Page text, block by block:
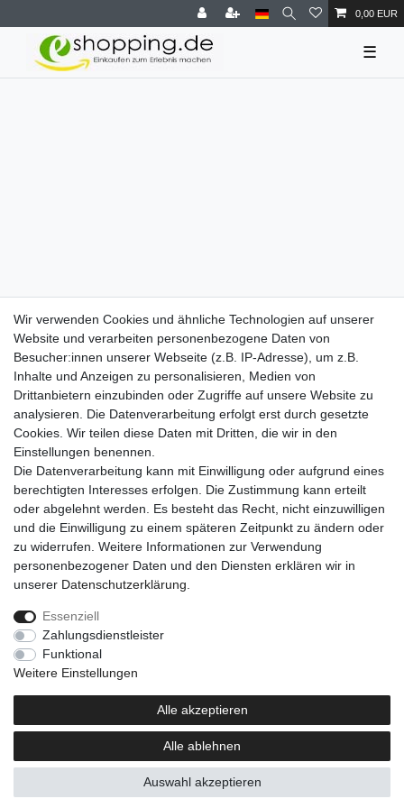
0,00 EUR
☰
Einkaufen
Zahlungsarten
Versandarten & -kosten
Warenkorb
Mein Konto
Anmelden
Registrieren
Unternehmen
Kontakt
Impressum
Newsletter
Wir verwenden Cookies und ähnliche Technologien auf unserer
Website und verarbeiten personenbezogene Daten von
Besucher:innen unserer Webseite (z.B. IP-Adresse), um z.B.
Inhalte und Anzeigen zu personalisieren, Medien von
Drittanbietern einzubinden oder Zugriffe auf unsere Website zu
analysieren. Die Datenverarbeitung erfolgt erst durch gesetzte
Cookies. Wir teilen diese Daten mit Dritten, die wir in den
Einstellungen benennen.
Die Datenverarbeitung kann mit Einwilligung oder aufgrund eines
berechtigten Interesses erfolgen. Die Zustimmung kann erteilt
oder abgelehnt werden. Es besteht das Recht, nicht einzuwilligen
und die Einwilligung zu einem späteren Zeitpunkt zu ändern oder
zu widerrufen. Weitere Informationen zur Verwendung
personenbezogener Daten und den Diensten erklären wir in
unserer Daten­schutz­erklärung
Essenziell
Zahlungsdienstleister
Funktional
Weitere Einstellungen
Alle akzeptieren
Alle ablehnen
Auswahl akzeptieren